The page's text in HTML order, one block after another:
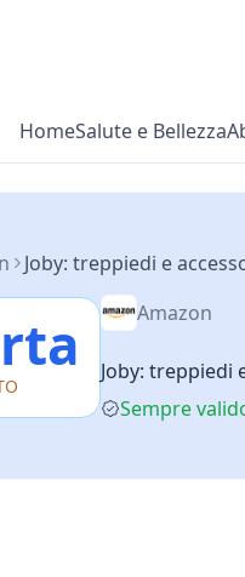
HomeSalute e Bellezza
Joby: treppiedi e
Amazon
Joby: treppiedi
Sempre